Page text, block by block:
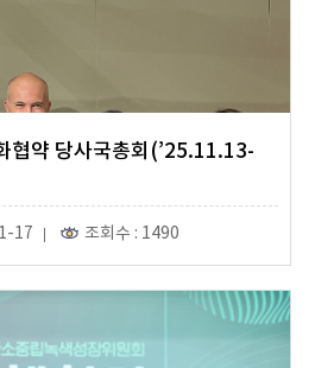
협약 당사국총회(’25.11.13-
17 조회수 : 1490